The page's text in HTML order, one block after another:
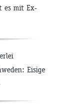
es mit Ex-
Eisige